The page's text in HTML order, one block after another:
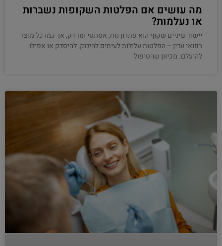
מה עושים אם הפלטות השקופות נשברות
או נעלמות?
יישור שיניים שקוף הוא פתרון נוח, אסתטי ומדויק, אך כמו כל מוצר
רפואי עדין – הפלטות עלולות לעיתים להינזק, להיסדק או אפילו
להיעלם. מכיוון שהטיפול